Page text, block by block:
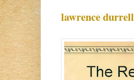
lawrence durrell